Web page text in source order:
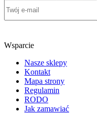
Wsparcie
Nasze sklepy
Kontakt
Mapa strony
Regulamin
RODO
Jak zamawiać